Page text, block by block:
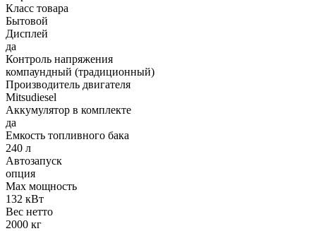
Класс товара
Бытовой
Дисплей
да
Контроль напряжения
компаундный (традиционный)
Производитель двигателя
Mitsudiesel
Аккумулятор в комплекте
да
Емкость топливного бака
240 л
Автозапуск
опция
Max мощность
132 кВт
Вес нетто
2000 кг